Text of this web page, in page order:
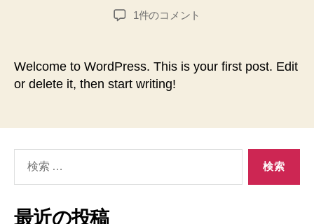
稿
Hello
1件のコメント
Welcome to WordPress. This is your first post. Edit
or delete it, then start writing!
象:
最近の投稿